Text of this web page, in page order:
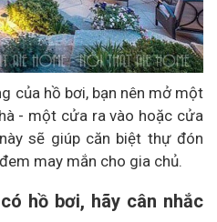
của hồ bơi, bạn nên mở một
- một cửa ra vào hoặc cửa
sẽ giúp căn biệt thự đón
may mắn cho gia chủ.
hồ bơi, hãy cân nhắc